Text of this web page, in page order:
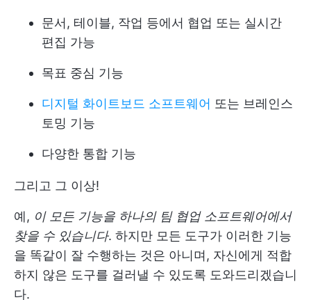
문서, 테이블, 작업 등에서 협업 또는 실시간
편집 가능
목표 중심 기능
디지털 화이트보드 소프트웨어 또는 브레인스
토밍 기능
다양한 통합 기능
그리고 그 이상!
예, 이 모든 기능을 하나의 팀 협업 소프트웨어에서
찾을 수 있습니다. 하지만 모든 도구가 이러한 기능
을 똑같이 잘 수행하는 것은 아니며, 자신에게 적합
하지 않은 도구를 걸러낼 수 있도록 도와드리겠습니
다.